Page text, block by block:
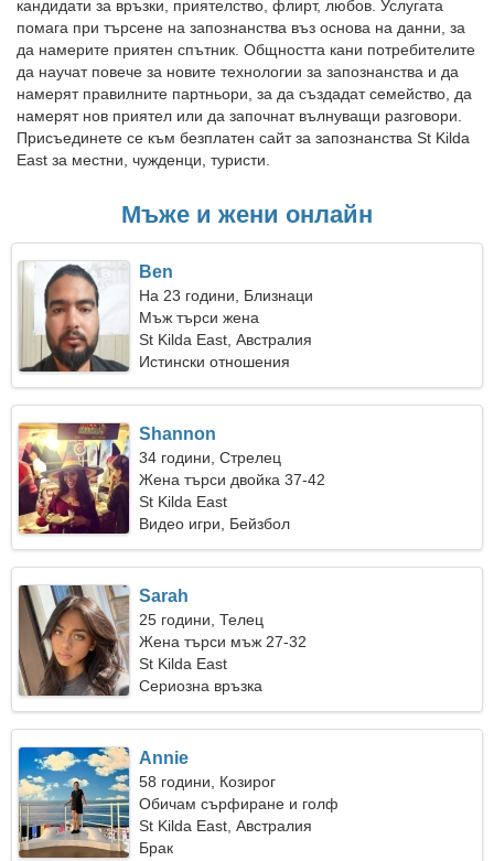
кандидати за връзки, приятелство, флирт, любов. Услугата
помага при търсене на запознанства въз основа на данни, за
да намерите приятен спътник. Общността кани потребителите
да научат повече за новите технологии за запознанства и да
намерят правилните партньори, за да създадат семейство, да
намерят нов приятел или да започнат вълнуващи разговори.
Присъединете се към безплатен сайт за запознанства St Kilda
East за местни, чужденци, туристи.
Мъже и жени онлайн
Ben
На 23 години, Близнаци
Мъж търси жена
St Kilda East, Австралия
Истински отношения
Shannon
34 години, Стрелец
Жена търси двойка 37-42
St Kilda East
Видео игри, Бейзбол
Sarah
25 години, Телец
Жена търси мъж 27-32
St Kilda East
Сериозна връзка
Annie
58 години, Козирог
Обичам сърфиране и голф
St Kilda East, Австралия
Брак